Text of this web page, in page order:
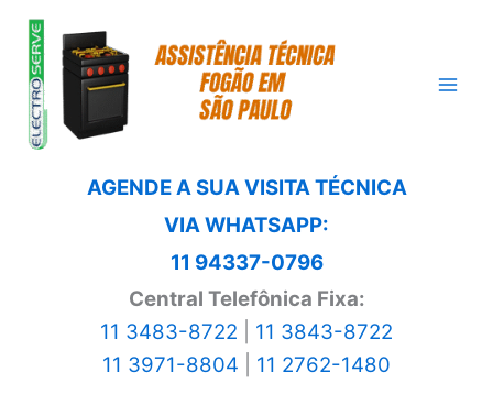
para
conteúdo
AGENDE A SUA VISITA TÉCNICA
VIA WHATSAPP:
11 94337-0796
Central Telefônica Fixa:
11 3483-8722
11 3843-8722
11 3971-8804
11 2762-1480